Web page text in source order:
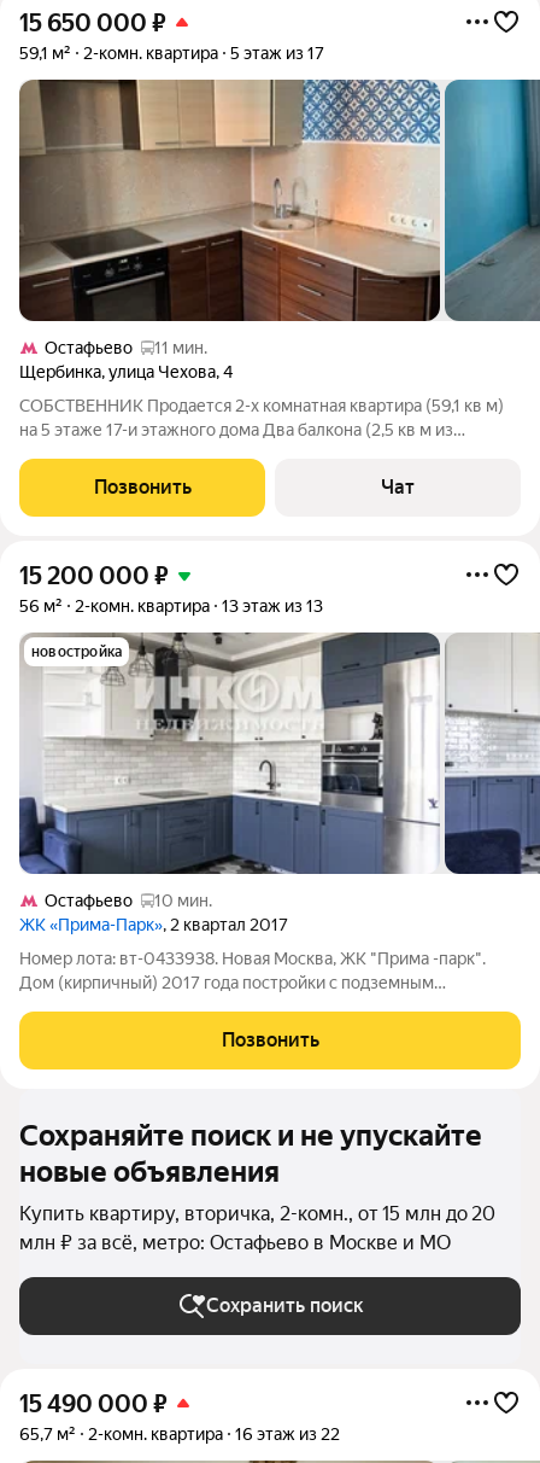
15 650 000 ₽
59,1 м² 2-комн. квартира 5 этаж из 17
Остафьево
11 мин.
Щербинка,улица Чехова,4
СОБСТВЕННИК Продается 2-х комнатная квартира (59,1 кв м)
на 5 этаже 17-и этажного дома Два балкона (2,5 кв м из
Кухня 9,8 кв м Санузел раздельный. В квартире остается
кухонный гарнитур, шкаф
Позвонить Чат
15 200 000 ₽
56 м² 2-комн. квартира 13 этаж из 13
новостройка
Остафьево
10 мин.
ЖК «Прима-Парк», 2 квартал 2017
Номер лота: вт-0433938. Новая Москва, ЖК "Прима -парк".
Дом (кирпичный) 2017 года постройки с подземным
Прекрасная планировка квартиры: две спальни (14,7-12) и
кухня-гостиная (23 кв. м),
Позвонить
Сохраняйте поиск и не упускайте
новые объявления
Купить квартиру, вторичка, 2-комн., от 15 млн до 20
млн ₽ за всё, метро: Остафьево в Москве и МО
Сохранить поиск
15 490 000 ₽
65,7 м² 2-комн. квартира 16 этаж из 22